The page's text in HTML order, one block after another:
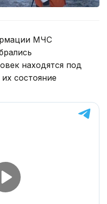
МЧС
находятся под
состояние